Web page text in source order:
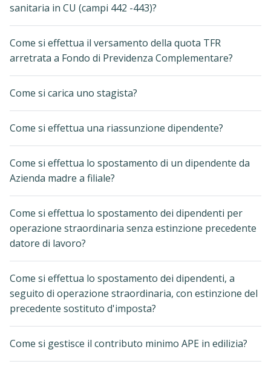
sanitaria in CU (campi 442 -443)?
Come si effettua il versamento della quota TFR
arretrata a Fondo di Previdenza Complementare?
Come si carica uno stagista?
Come si effettua una riassunzione dipendente?
Come si effettua lo spostamento di un dipendente da
Azienda madre a filiale?
Come si effettua lo spostamento dei dipendenti per
operazione straordinaria senza estinzione precedente
datore di lavoro?
Come si effettua lo spostamento dei dipendenti, a
seguito di operazione straordinaria, con estinzione del
precedente sostituto d'imposta?
Come si gestisce il contributo minimo APE in edilizia?